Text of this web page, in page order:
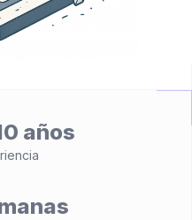
años